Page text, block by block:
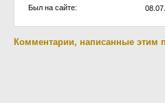
Был на сайте:
Комментарии, написанные этим